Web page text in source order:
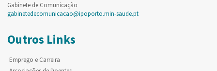
Gabinete de Comunicação
gabinetedecomunicacao@ipoporto.min-saude.pt
Outros Links
Emprego e Carreira